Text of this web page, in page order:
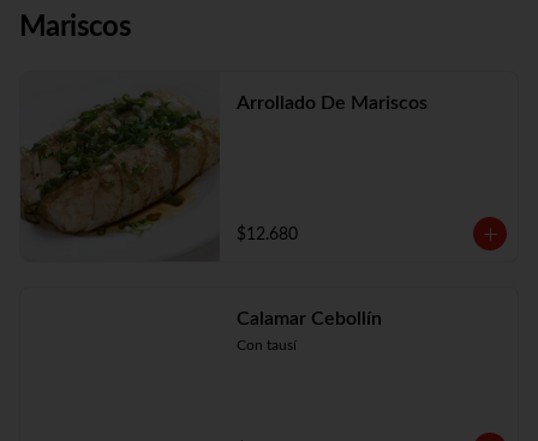
Mariscos
Arrollado De Mariscos
$12.680
Calamar Cebollín
Con tausí